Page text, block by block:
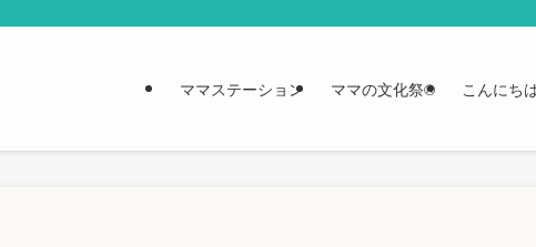
ママステーション ママの文化祭®︎ こんにち